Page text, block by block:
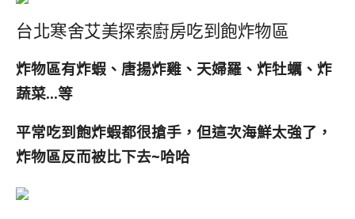
台北寒舍艾美探索廚房吃到飽炸物區
炸物區有炸蝦、唐揚炸雞、天婦羅、炸牡蠣、炸
蔬菜…等
平常吃到飽炸蝦都很搶手，但這次海鮮太強了，
炸物區反而被比下去~哈哈